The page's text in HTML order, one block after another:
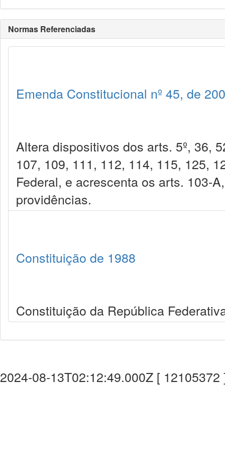
Normas Referenciadas
Emenda Constitucional nº 45, de
Altera dispositivos dos arts. 5º, 36,
107, 109, 111, 112, 114, 115, 125,
Federal, e acrescenta os arts. 103-
providências.
Constituição de 1988
Constituição da República
2024-08-13T02:12:49.000Z [ 12105372